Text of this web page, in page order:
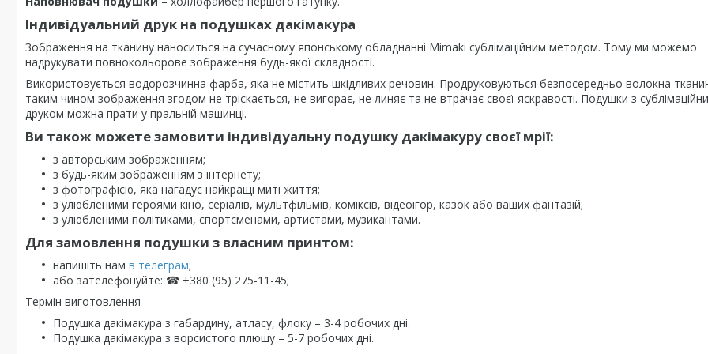
Індивідуальний друк на подушках дакімакура
Зображення на тканину наноситься на сучасному японському обладнанні Mimaki сублімаційним методом. Тому ми можемо
надрукувати повнокольорове зображення будь-якої складності.
Використовується водорозчинна фарба, яка не містить шкідливих речовин. Продруковуються безпосередньо волокна
таким чином зображення згодом не тріскається, не вигорає, не линяє та не втрачає своєї яскравості. Подушки з
друком можна прати у пральній машинці.
Ви також можете замовити індивідуальну подушку дакімакуру своєї мрії:
з авторським зображенням;
з будь-яким зображенням з інтернету;
з фотографією, яка нагадує найкращі миті життя;
з улюбленими героями кіно, серіалів, мультфільмів, коміксів, відеоігор, казок або ваших фантазій;
з улюбленими політиками, спортсменами, артистами, музикантами.
Для замовлення подушки з власним принтом:
напишіть нам в телеграм;
або зателефонуйте: ☎ +380 (95) 275-11-45;
Термін виготовлення
Подушка дакімакура з габардину, атласу, флоку – 3-4 робочих дні.
Подушка дакімакура з ворсистого плюшу – 5-7 робочих дні.